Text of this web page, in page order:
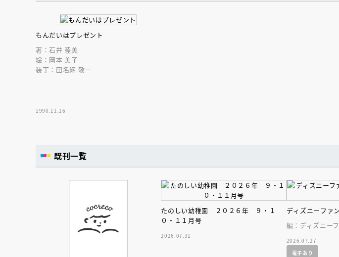
もんだいはプレゼント
著：石井 睦美
絵：岡本 美子
装丁：田名網 敬一
1990.11.16
既刊一覧
たのしい幼稚園 ２０２６年 ９・１
０・１１月号
2026.07.31
ディズニーフ
編：ディズニー
2026.07.27
電子あり
オンライン
【アーカイブ配信中】講談社絵本新
人賞オンラインセミナー 受賞作家
と担当編集者が語る「絵本創作実践
応募締切